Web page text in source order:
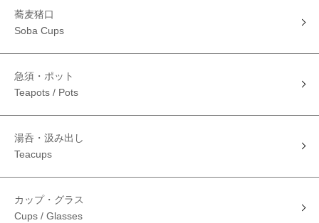
蕎麦猪口
Soba Cups
急須・ポット
Teapots / Pots
湯呑・汲み出し
Teacups
カップ・グラス
Cups / Glasses